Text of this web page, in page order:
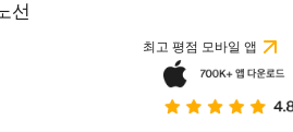
선
최고 평점 모바일 앱